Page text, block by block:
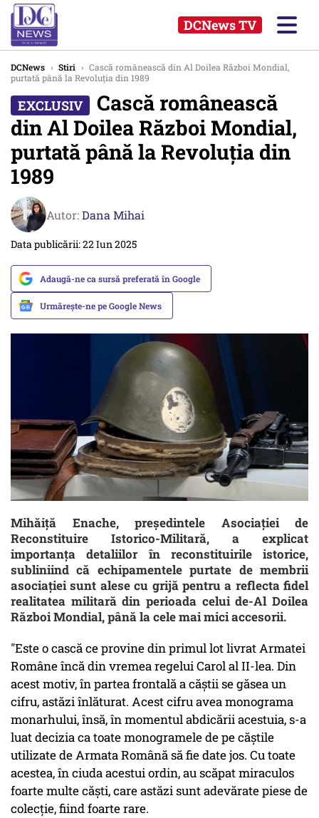
DCNews TV
DCNews › Stiri › Cască românească din Al Doilea Război Mondial,
purtată până la Revoluția din 1989
Cască românească
din Al Doilea Război Mondial,
purtată până la Revoluția din
1989
Autor:Dana Mihai
Data publicării: 22 Iun 2025
Adaugă-ne ca sursă preferată în Google
Urmărește-ne pe Google News
Mihăiţă Enache, preşedintele Asociaţiei de
Reconstituire Istorico-Militară, a explicat
importanţa detaliilor în reconstituirile istorice,
subliniind că echipamentele purtate de membrii
asociaţiei sunt alese cu grijă pentru a reflecta fidel
realitatea militară din perioada celui de-Al Doilea
Război Mondial, până la cele mai mici accesorii.
"Este o cască ce provine din primul lot livrat Armatei
Române încă din vremea regelui Carol al II-lea. Din
acest motiv, în partea frontală a căștii se găsea un
cifru, astăzi înlăturat. Acest cifru avea monograma
monarhului, însă, în momentul abdicării acestuia, s-a
luat decizia ca toate monogramele de pe căștile
utilizate de Armata Română să fie date jos. Cu toate
acestea, în ciuda acestui ordin, au scăpat miraculos
foarte multe căști, care astăzi sunt adevărate piese de
colecție, fiind foarte rare.